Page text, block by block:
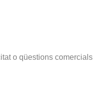
o qüestions comercials